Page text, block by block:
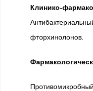
Клинико-
фторхинолонов.